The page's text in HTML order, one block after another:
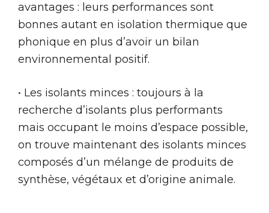
avantages : leurs performances sont
bonnes autant en isolation thermique que
phonique en plus d’avoir un bilan
environnemental positif.
• Les isolants minces : toujours à la
recherche d’isolants plus performants
mais occupant le moins d’espace possible,
on trouve maintenant des isolants minces
composés d’un mélange de produits de
synthèse, végétaux et d’origine animale.